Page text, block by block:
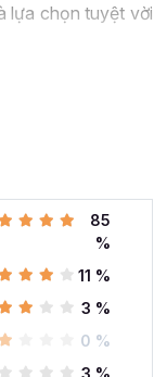
lựa chọn tuyệt vời
hiện nay. Nó
thể kể đến một
giáo dục, hành
tài liệu chuyên
bạn tạo biển đồ
85
%
11 %
3 %
0 %
3 %